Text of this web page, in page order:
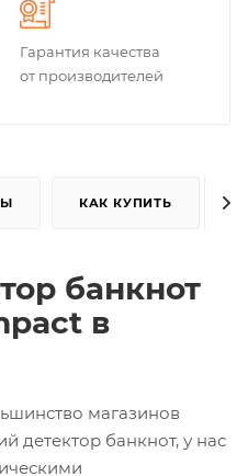
Гарантия качества
от производителей
КАК КУПИТЬ
банкнот
в
магазинов
детектор банкнот, у нас